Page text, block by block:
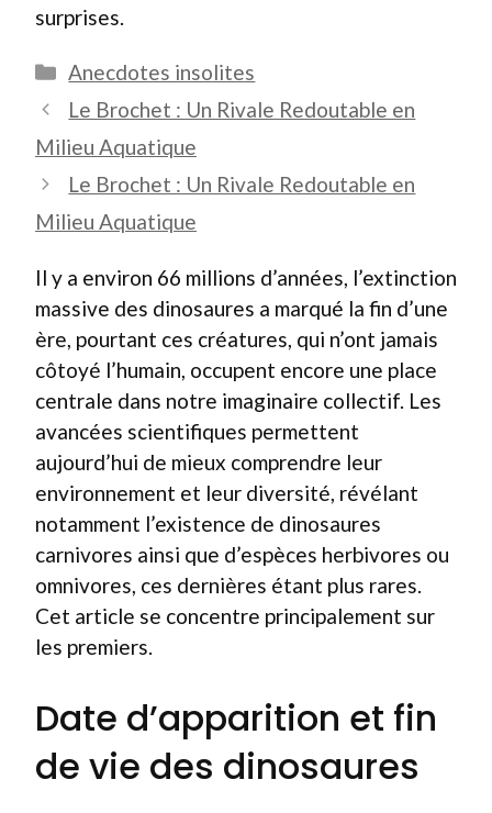
surprises.
Catégories
Anecdotes insolites
Le Brochet : Un Rivale Redoutable en
Milieu Aquatique
Le Brochet : Un Rivale Redoutable en
Milieu Aquatique
Il y a environ 66 millions d’années, l’extinction
massive des dinosaures a marqué la fin d’une
ère, pourtant ces créatures, qui n’ont jamais
côtoyé l’humain, occupent encore une place
centrale dans notre imaginaire collectif. Les
avancées scientifiques permettent
aujourd’hui de mieux comprendre leur
environnement et leur diversité, révélant
notamment l’existence de dinosaures
carnivores ainsi que d’espèces herbivores ou
omnivores, ces dernières étant plus rares.
Cet article se concentre principalement sur
les premiers.
Date d’apparition et fin
de vie des dinosaures